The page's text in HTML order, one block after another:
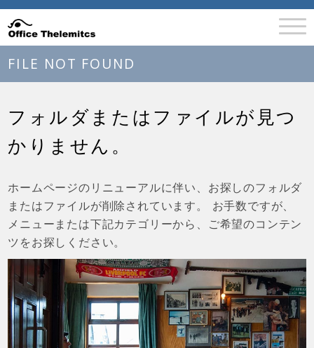
FILE NOT FOUND
フォルダまたはファイルが見つ
かりません。
ホームページのリニューアルに伴い、お探しのフォルダ
またはファイルが削除されています。 お手数ですが、
メニューまたは下記カテゴリーから、ご希望のコンテン
ツをお探しください。